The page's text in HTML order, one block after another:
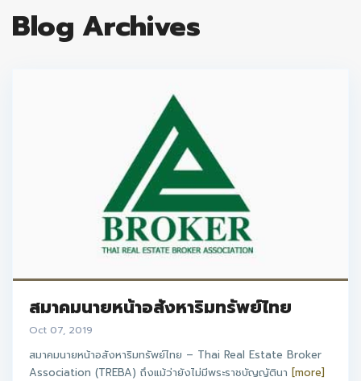
Blog Archives
สมาคมนายหน้าอสังหาริมทรัพย์ไทย
Oct 07, 2019
สมาคมนายหน้าอสังหาริมทรัพย์ไทย – Thai Real Estate Broker
Association (TREBA) ถึงแม้ว่ายังไม่มีพระราชบัญญัตินา [more]